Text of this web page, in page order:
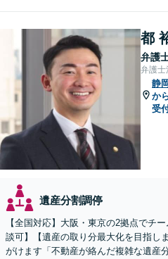
都
弁護
弁護士
静
か
受
遺産分割調停
【全国対応】大阪・東京の2拠点でチ
談可】【遺産の取り分最大化を目指し
がけます「不動産が絡んだ複雑な遺産